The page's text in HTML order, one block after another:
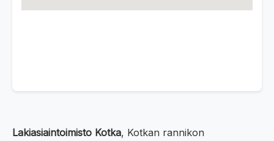
Lakiasiaintoimisto Kotka, Kotkan rannikon